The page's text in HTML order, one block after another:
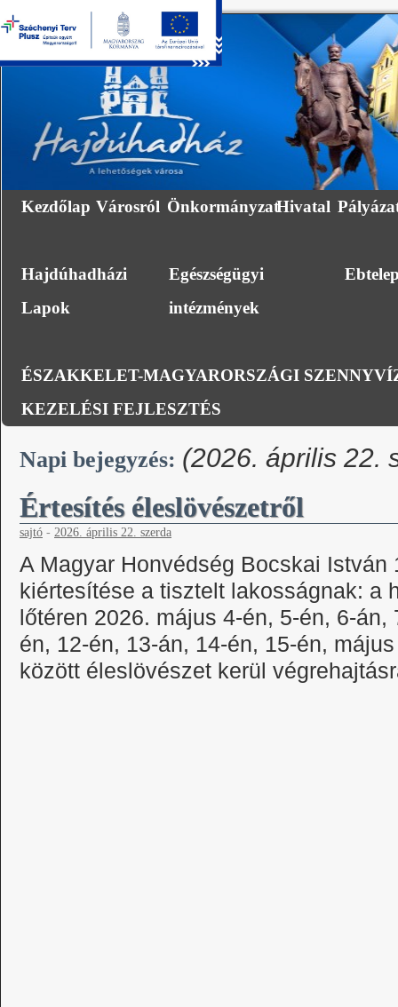
Kezdőlap Városról ÖnkormányzatHivatal
Hajdúhadházi
Lapok
Egészségügyi
intézmények
ÉSZAKKELET-MAGYARORSZÁGI
KEZELÉSI FEJLESZTÉS
Napi bejegyzés: (2026. április 22.
Értesítés éleslövészetről
sajtó - 2026. április 22. szerda
A Magyar Honvédség Bocskai István
kiértesítése a tisztelt lakosságnak: a
lőtéren 2026. május 4-én, 5-én, 6-
én, 12-én, 13-án, 14-én, 15-én,
között éleslövészet kerül